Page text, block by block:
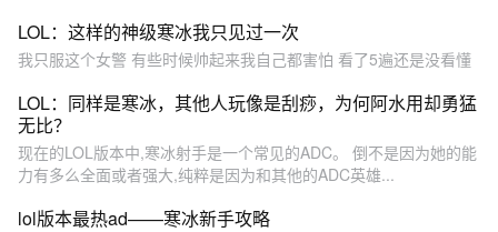
LOL：这样的神级寒冰我只见过一次
我只服这个女警 有些时候帅起来我自己都害怕 看了5遍还是没看懂
LOL：同样是寒冰，其他人玩像是刮痧，为何阿水用却勇猛
无比？
现在的LOL版本中,寒冰射手是一个常见的ADC。 倒不是因为她的能
力有多么全面或者强大,纯粹是因为和其他的ADC英雄...
lol版本最热ad——寒冰新手攻略